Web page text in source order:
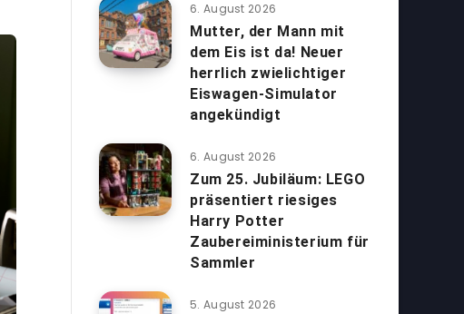
6. August 2026
Mutter, der Mann mit
dem Eis ist da! Neuer
herrlich zwielichtiger
Eiswagen-Simulator
angekündigt
6. August 2026
Zum 25. Jubiläum: LEGO
präsentiert riesiges
Harry Potter
Zaubereiministerium für
Sammler
5. August 2026